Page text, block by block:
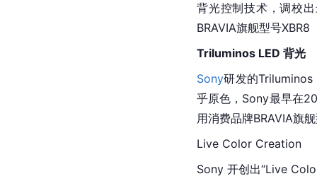
背光控制技术 ，调校
BRAVIA旗舰型号XBR8
Triluminos LED 背光
Sony研发的Triluminos
乎原色， Sony最早在
用消费品牌BRAVIA旗
Live Color Creation
Sony 开创出“Live